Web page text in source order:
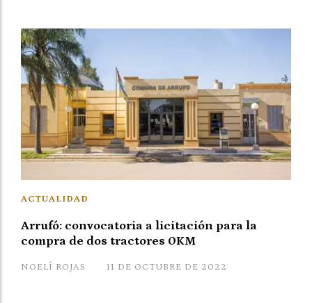
Arrufó: convocatoria a licitación para la
compra de dos tractores 0KM
NOELÍ ROJAS
ACTUALIDAD
11 DE OCTUBRE DE 2022